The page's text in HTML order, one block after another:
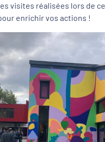
visites réalisées lors de
enrichir vos actions !